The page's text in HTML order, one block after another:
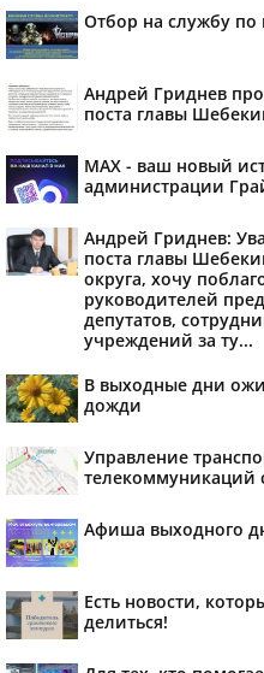
Отбор на службу по
Андрей Гриднев
поста главы
MAX - ваш новый
администрации
Андрей Гриднев:
поста главы
округа, хочу
руководителей
депутатов,
учреждений за ту...
В выходные дни
дожди
Управление
телекоммуникаций
Афиша выходного
Есть новости,
делиться!